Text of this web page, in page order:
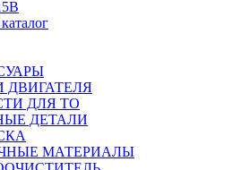
ДВИГАТЕЛЯ
ДЛЯ ТО
ДЕТАЛИ
МАТЕРИАЛЫ